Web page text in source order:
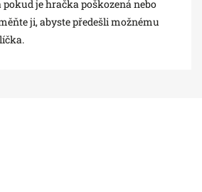
pokud je hračka poškozená nebo
ji, abyste předešli možnému